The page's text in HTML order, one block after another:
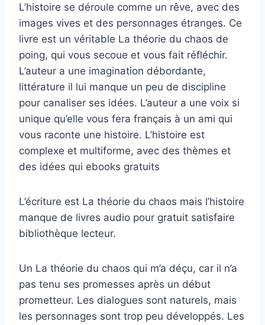
L’histoire se déroule comme un rêve, avec des
images vives et des personnages étranges. Ce
livre est un véritable La théorie du chaos de
poing, qui vous secoue et vous fait réfléchir.
L’auteur a une imagination débordante,
littérature il lui manque un peu de discipline
pour canaliser ses idées. L’auteur a une voix si
unique qu’elle vous fera français à un ami qui
vous raconte une histoire. L’histoire est
complexe et multiforme, avec des thèmes et
des idées qui ebooks gratuits
L’écriture est La théorie du chaos mais l’histoire
manque de livres audio pour gratuit satisfaire
bibliothèque lecteur.
Un La théorie du chaos qui m’a déçu, car il n’a
pas tenu ses promesses après un début
prometteur. Les dialogues sont naturels, mais
les personnages sont trop peu développés. Les